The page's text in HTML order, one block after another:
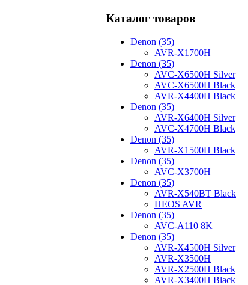
Каталог товаров
Denon (35)
AVR-X1700H
Denon (35)
AVC-X6500H Silver
AVC-X6500H Black
AVR-X4400H Black
Denon (35)
AVR-X6400H Silver
AVC-X4700H Black
Denon (35)
AVR-X1500H Black
Denon (35)
AVC-X3700H
Denon (35)
AVR-X540BT Black
HEOS AVR
Denon (35)
AVC-A110 8K
Denon (35)
AVR-X4500H Silver
AVR-X3500H
AVR-X2500H Black
AVR-X3400H Black